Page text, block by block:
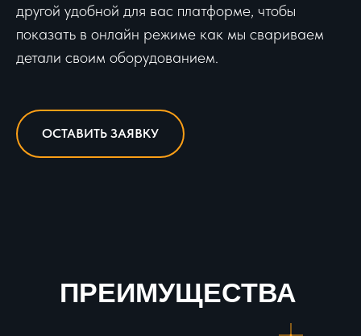
другой удобной для вас платформе, чтобы
показать в онлайн режиме как мы свариваем
детали своим оборудованием.
ОСТАВИТЬ ЗАЯВКУ
ПРЕИМУЩЕСТВА